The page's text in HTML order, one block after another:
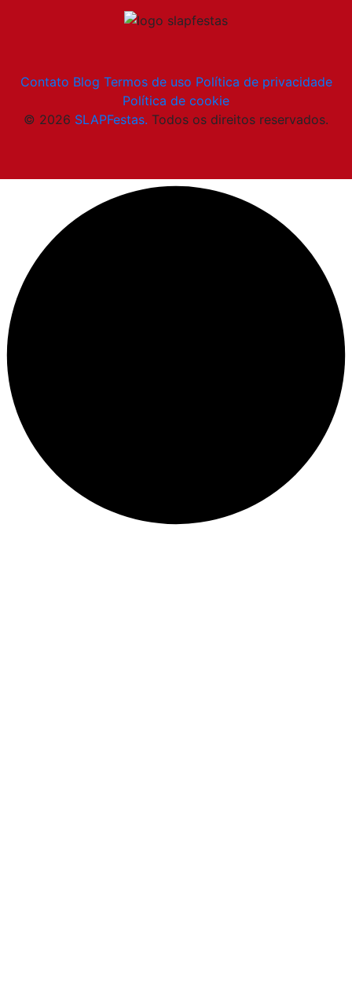
Contato Blog Termos de uso Política de privacidade
Política de cookie
© 2026 SLAPFestas. Todos os direitos reservados.